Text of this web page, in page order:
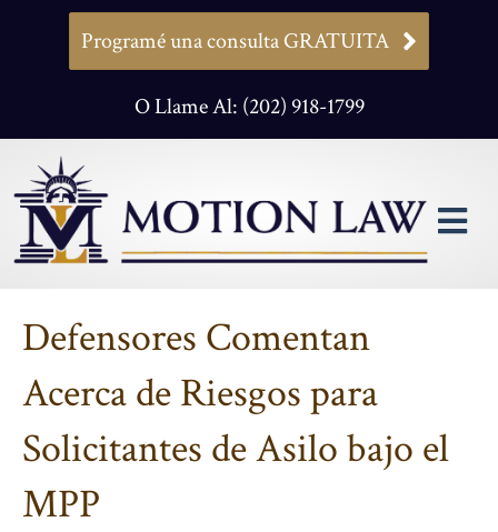
Programé una consulta GRATUITA
O Llame Al: (202) 918-1799
Defensores Comentan
Acerca de Riesgos para
Solicitantes de Asilo bajo el
MPP